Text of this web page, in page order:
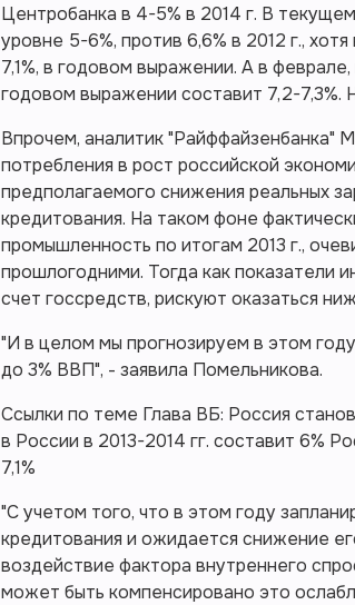
Центробанка в 4-5% в 2014 г. В
уровне 5-6%, против 6,6% в 2012 г.,
7,1%, в годовом выражении. А в
годовом выражении составит 7,2-
Впрочем, аналитик "Райффайзенбанка"
потребления в рост российской
предполагаемого снижения реальных
кредитования. На таком фоне
промышленность по итогам 2013 г.,
прошлогодними. Тогда как показатели
счет госсредств, рискуют оказаться
"И в целом мы прогнозируем в этом
до 3% ВВП", - заявила Помельникова.
Ссылки по теме Глава ВБ: Россия
в России в 2013-2014 гг. составит 6%
7,1%
"С учетом того, что в этом году
кредитования и ожидается снижение
воздействие фактора внутреннего
может быть компенсировано это